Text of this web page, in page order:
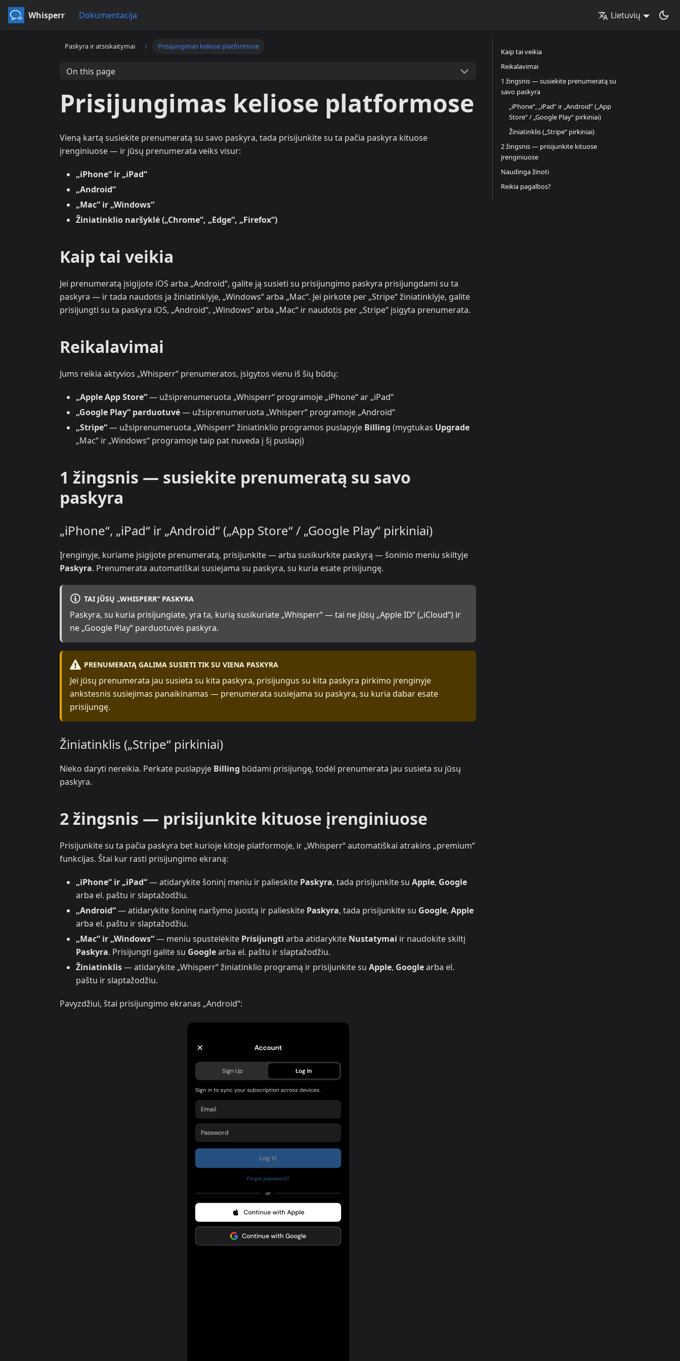
Whisperr Dokumentacija Lietuvių
Paskyra ir atsiskaitymai Prisijungimas keliose platformose
On this page
Prisijungimas keliose platformose
Vieną kartą susiekite prenumeratą su savo paskyra, tada prisijunkite su ta pačia paskyra kituose
įrenginiuose — ir jūsų prenumerata veiks visur:
„iPhone“ ir „iPad“
„Android“
„Mac“ ir „Windows“
Žiniatinklio naršyklė („Chrome“, „Edge“, „Firefox“)
Kaip tai veikia
Jei prenumeratą įsigijote iOS arba „Android“, galite ją susieti su prisijungimo paskyra prisijungdami su ta
paskyra — ir tada naudotis ja žiniatinklyje, „Windows“ arba „Mac“. Jei pirkote per „Stripe“ žiniatinklyje, galite
prisijungti su ta paskyra iOS, „Android“, „Windows“ arba „Mac“ ir naudotis per „Stripe“ įsigyta prenumerata.
Reikalavimai
Jums reikia aktyvios „Whisperr“ prenumeratos, įsigytos vienu iš šių būdų:
„Apple App Store“— užsiprenumeruota „Whisperr“ programoje „iPhone“ ar „iPad“
„Google Play“ parduotuvė— užsiprenumeruota „Whisperr“ programoje „Android“
„Stripe“— užsiprenumeruota „Whisperr“ žiniatinklio programos puslapyje Billing (mygtukas Upgrade
„Mac“ ir „Windows“ programoje taip pat nuveda į šį puslapį)
1 žingsnis — susiekite prenumeratą su savo
paskyra
„iPhone“, „iPad“ ir „Android“ („App Store“ / „Google Play“ pirkiniai)
Įrenginyje, kuriame įsigijote prenumeratą, prisijunkite — arba susikurkite paskyrą — šoninio meniu skiltyje
Paskyra. Prenumerata automatiškai susiejama su paskyra, su kuria esate prisijungę.
TAI JŪSŲ „WHISPERR“ PASKYRA
Paskyra, su kuria prisijungiate, yra ta, kurią susikuriate „Whisperr“ — tai ne jūsų „Apple ID“ („iCloud“) ir
ne „Google Play“ parduotuvės paskyra.
PRENUMERATĄ GALIMA SUSIETI TIK SU VIENA PASKYRA
Jei jūsų prenumerata jau susieta su kita paskyra, prisijungus su kita paskyra pirkimo įrenginyje
ankstesnis susiejimas panaikinamas — prenumerata susiejama su paskyra, su kuria dabar esate
prisijungę.
Žiniatinklis („Stripe“ pirkiniai)
Nieko daryti nereikia. Perkate puslapyje Billing būdami prisijungę, todėl prenumerata jau susieta su jūsų
paskyra.
2 žingsnis — prisijunkite kituose įrenginiuose
Prisijunkite su ta pačia paskyra bet kurioje kitoje platformoje, ir „Whisperr“ automatiškai atrakins „premium“
funkcijas. Štai kur rasti prisijungimo ekraną:
„iPhone“ ir „iPad“— atidarykite šoninį meniu ir palieskite Paskyra, tada prisijunkite su Apple, Google
arba el. paštu ir slaptažodžiu.
„Android“— atidarykite šoninę naršymo juostą ir palieskite Paskyra, tada prisijunkite su Google, Apple
arba el. paštu ir slaptažodžiu.
„Mac“ ir „Windows“— meniu spustelėkite Prisijungti arba atidarykite Nustatymai ir naudokite skiltį
Paskyra. Prisijungti galite su Googlearba el. paštu ir slaptažodžiu.
Žiniatinklis— atidarykite „Whisperr“ žiniatinklio programą ir prisijunkite su Apple, Googlearba el.
paštu ir slaptažodžiu.
Pavyzdžiui, štai prisijungimo ekranas „Android“:
Kaip tai veikia
Reikalavimai
1 žingsnis — susiekite prenumeratą su
savo paskyra
„iPhone“, „iPad“ ir „Android“ („App
Store“ / „Google Play“ pirkiniai)
Žiniatinklis („Stripe“ pirkiniai)
2 žingsnis — prisijunkite kituose
įrenginiuose
Naudinga žinoti
Reikia pagalbos?